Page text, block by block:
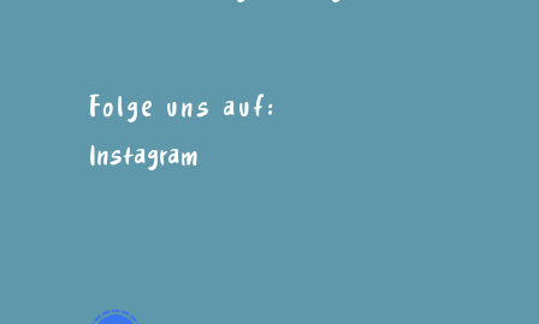
Folge uns auf:
Instagram